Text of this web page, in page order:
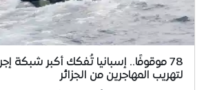
78 موقوفًا.. إسبانيا تُفكك أكبر شبكة
لتهريب المهاجرين من الجزائر